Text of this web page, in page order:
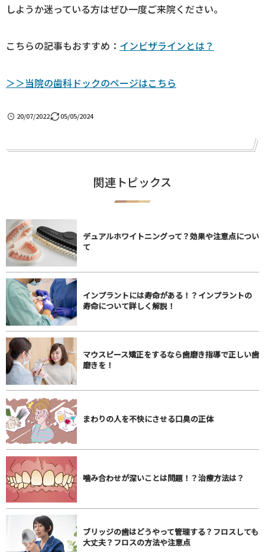
しようか迷っている方はぜひ一度ご来院ください。
こちらの記事もおすすめ： インビザラインとは？
＞＞当院の歯科ドックのページはこちら
20/07/2022 05/05/2024
関連トピックス
デュアルホワイトニングって？効果や注意点につい
て
インプラントには寿命がある！？インプラントの
寿命について詳しく解説！
マウスピース矯正をするなら歯磨き指導で正しい歯
磨きを！
まわりの人を不快にさせる口臭の正体
噛み合わせが深いことは問題！？治療方法は？
ブリッジの歯はどうやって管理する？フロスしても
大丈夫？フロスの方法や注意点